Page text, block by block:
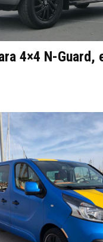
4×4 N-Guard,